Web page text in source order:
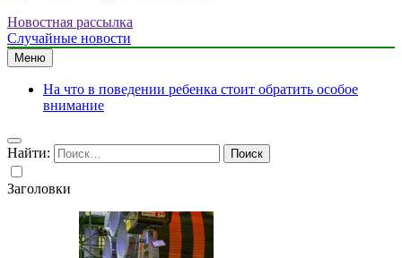
Новостная рассылка
Случайные новости
Меню
На что в поведении ребенка стоит обратить особое
внимание
Найти:
Заголовки